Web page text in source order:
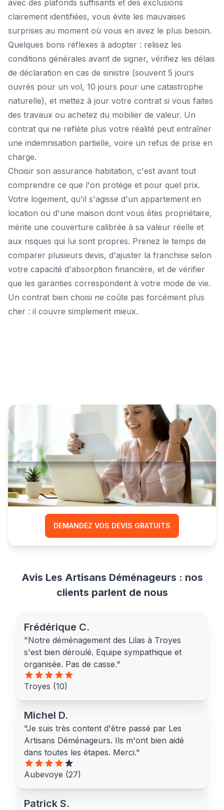
avec des plafonds suffisants et des exclusions
clairement identifiées, vous évite les mauvaises
surprises au moment où vous en avez le plus besoin.
Quelques bons réflexes à adopter : relisez les
conditions générales avant de signer, vérifiez les délais
de déclaration en cas de sinistre (souvent 5 jours
ouvrés pour un vol, 10 jours pour une catastrophe
naturelle), et mettez à jour votre contrat si vous faites
des travaux ou achetez du mobilier de valeur. Un
contrat qui ne reflète plus votre réalité peut entraîner
une indemnisation partielle, voire un refus de prise en
charge.
Choisir son assurance habitation, c'est avant tout
comprendre ce que l'on protège et pour quel prix.
Votre logement, qu'il s'agisse d'un appartement en
location ou d'une maison dont vous êtes propriétaire,
mérite une couverture calibrée à sa valeur réelle et
aux risques qui lui sont propres. Prenez le temps de
comparer plusieurs devis, d'ajuster la franchise selon
votre capacité d'absorption financière, et de vérifier
que les garanties correspondent à votre mode de vie.
Un contrat bien choisi ne coûte pas forcément plus
cher : il couvre simplement mieux.
Comparez les prixet réduisez le coût
de votre déménagement
DEMANDEZ VOS DEVIS GRATUITS
Avis Les Artisans Déménageurs : nos
clients parlent de nous
Frédérique C.
"Notre déménagement des Lilas à Troyes
s'est bien déroulé. Equipe sympathique et
organisée. Pas de casse."
Troyes (10)
Michel D.
"Je suis très content d'être passé par Les
Artisans Déménageurs. Ils m'ont bien aidé
dans toutes les étapes. Merci."
Aubevoye (27)
Patrick S.